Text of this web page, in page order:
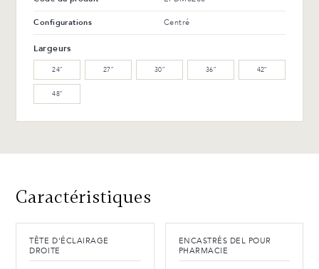
Avantages et entretien
Configurations Centré
Largeurs
24″ 27″ 30″ 36″ 42″
48″
Caractéristiques
TÊTE D'ÉCLAIRAGE
DROITE
ENCASTRÉS DEL POUR
PHARMACIE